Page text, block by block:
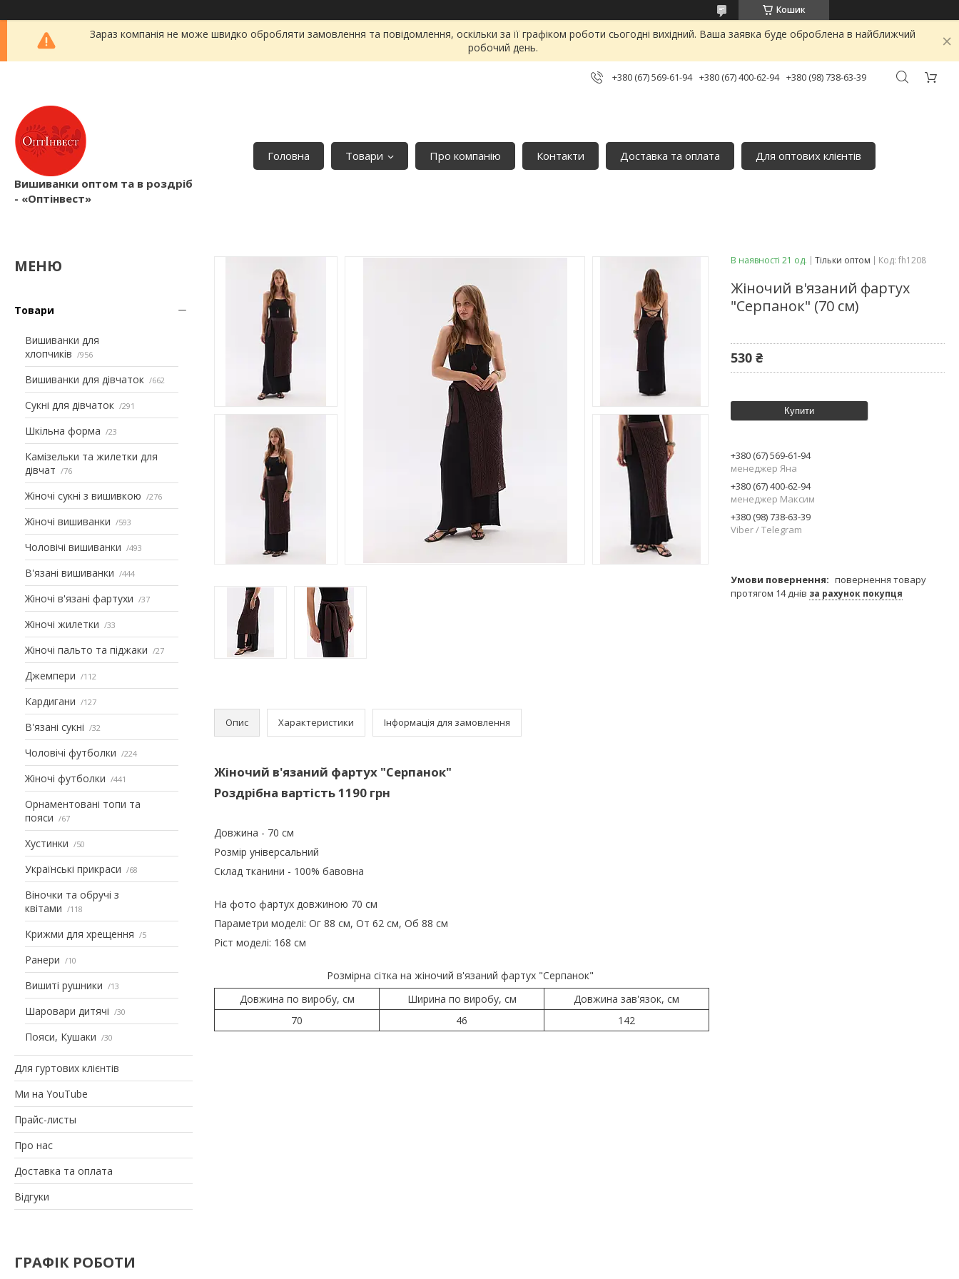
Кошик
Зараз компанія не може швидко обробляти замовлення та повідомлення, оскільки за її графіком роботи сьогодні вихідний. Ваша заявка буде оброблена в найближчий
робочий день.
+380 (67) 569-61-94 +380 (67) 400-62-94 +380 (98) 738-63-39
Вишиванки оптом та в роздріб
- «Оптінвест»
Головна Товари Про компанію Контакти Доставка та оплата Для оптових клієнтів
Товари
Вишиванки для
хлопчиків
956
Вишиванки для дівчаток 662
Сукні для дівчаток 291
Шкільна форма 23
Камізельки та жилетки для
дівчат
76
Жіночі сукні з вишивкою 276
Жіночі вишиванки 593
Чоловічі вишиванки 493
В'язані вишиванки 444
Жіночі в'язані фартухи 37
Жіночі жилетки 33
Жіночі пальто та піджаки 27
Джемпери 112
Кардигани 127
В'язані сукні 32
Чоловічі футболки 224
Жіночі футболки 441
Орнаментовані топи та
пояси
67
Хустинки 50
Українські прикраси 68
Віночки та обручі з
квітами
118
Крижми для хрещення 5
Ранери 10
Вишиті рушники 13
Шаровари дитячі 30
Пояси, Кушаки 30
Для гуртових клієнтів
Ми на YouTube
Прайс-листы
Про нас
Доставка та оплата
Відгуки
ГРАФІК РОБОТИ
Опис Характеристики Інформація для замовлення
Жіночий в'язаний фартух "Серпанок"
Роздрібна вартість 1190 грн
Довжина - 70 см
Розмір універсальний
Склад тканини - 100% бавовна
На фото фартух довжиною 70 см
Параметри моделі: Ог 88 см, От 62 см, Об 88 см
Ріст моделі: 168 см
Розмірна сітка на жіночий в'язаний фартух "Серпанок"
Довжина по виробу, см
Ширина по виробу, см
Довжина зав'язок, см
70
46 142
В наявності 21 од. Тільки оптом Код: fh1208
Жіночий в'язаний фартух
"Серпанок" (70 см)
530 ₴
Купити
+380 (67) 569-61-94
менеджер Яна
+380 (67) 400-62-94
менеджер Максим
+380 (98) 738-63-39
Viber / Telegram
повернення товару
протягом 14 днів за рахунок покупця